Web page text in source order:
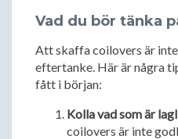
Vad du bör tänka
Att skaffa coilovers är
eftertanke. Här är några
fått i början:
Kolla vad som är
coilovers är inte